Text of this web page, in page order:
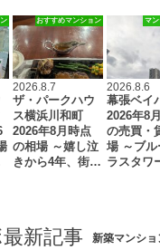
おすすめマンション
2026.8.7
ザ・パークハウ
ス横浜川和町
2026年8月時点
の相場 ～嬉し泣
きから4年、街…
マ
2026.8.6
幕張ベイ
2026年8
の売買・
場 ～ブル
ラスタワ
新記事 新築マンショ